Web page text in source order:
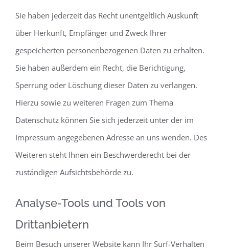
Sie haben jederzeit das Recht unentgeltlich Auskunft
über Herkunft, Empfänger und Zweck Ihrer
gespeicherten personenbezogenen Daten zu erhalten.
Sie haben außerdem ein Recht, die Berichtigung,
Sperrung oder Löschung dieser Daten zu verlangen.
Hierzu sowie zu weiteren Fragen zum Thema
Datenschutz können Sie sich jederzeit unter der im
Impressum angegebenen Adresse an uns wenden. Des
Weiteren steht Ihnen ein Beschwerderecht bei der
zuständigen Aufsichtsbehörde zu.
Analyse-Tools und Tools von
Drittanbietern
Beim Besuch unserer Website kann Ihr Surf-Verhalten